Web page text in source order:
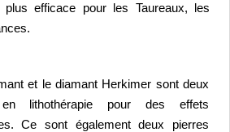
efficace pour les Taureaux, les
et le diamant Herkimer sont deux
lithothérapie pour des effets
Ce sont également deux pierres